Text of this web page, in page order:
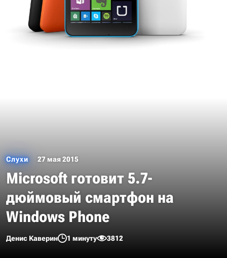
Слухи 27 мая 2015
Microsoft готовит 5.7-
дюймовый смартфон на
Windows Phone
Денис Каверин 1 минуту 3812